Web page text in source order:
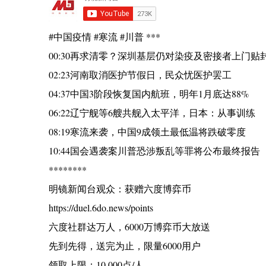
#中国疫情 #寒流 #川普 ***
00:30再求清零？深圳基层仍对染疫及密接者上门贴
02:23河南取消医护节假日，民众忧医护罢工
04:37中国3阶段恢复国内航班，明年1月底达88%
06:22辽宁舰等6艘共舰入太平洋，日本：从事训练
08:19寒流来袭，中国9成领土最低温将跌破零度
10:44国会遇袭案川普恐涉叛乱等罪将公布最终报告
********
明镜新闻台观众：获赠六度博弈币
https://duel.6do.news/points
六度社群达万人，6000万博弈币大放送
先到先得，送完为止，限量6000用户